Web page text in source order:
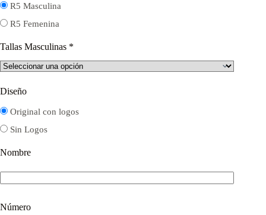
R5 Masculina
R5 Femenina
Tallas Masculinas *
Diseño
Original con logos
Sin Logos
Nombre
Número